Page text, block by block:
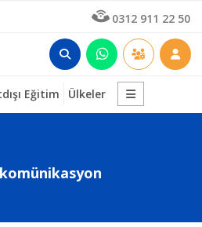
0312 911 22 50
Eğitim Ülkeler